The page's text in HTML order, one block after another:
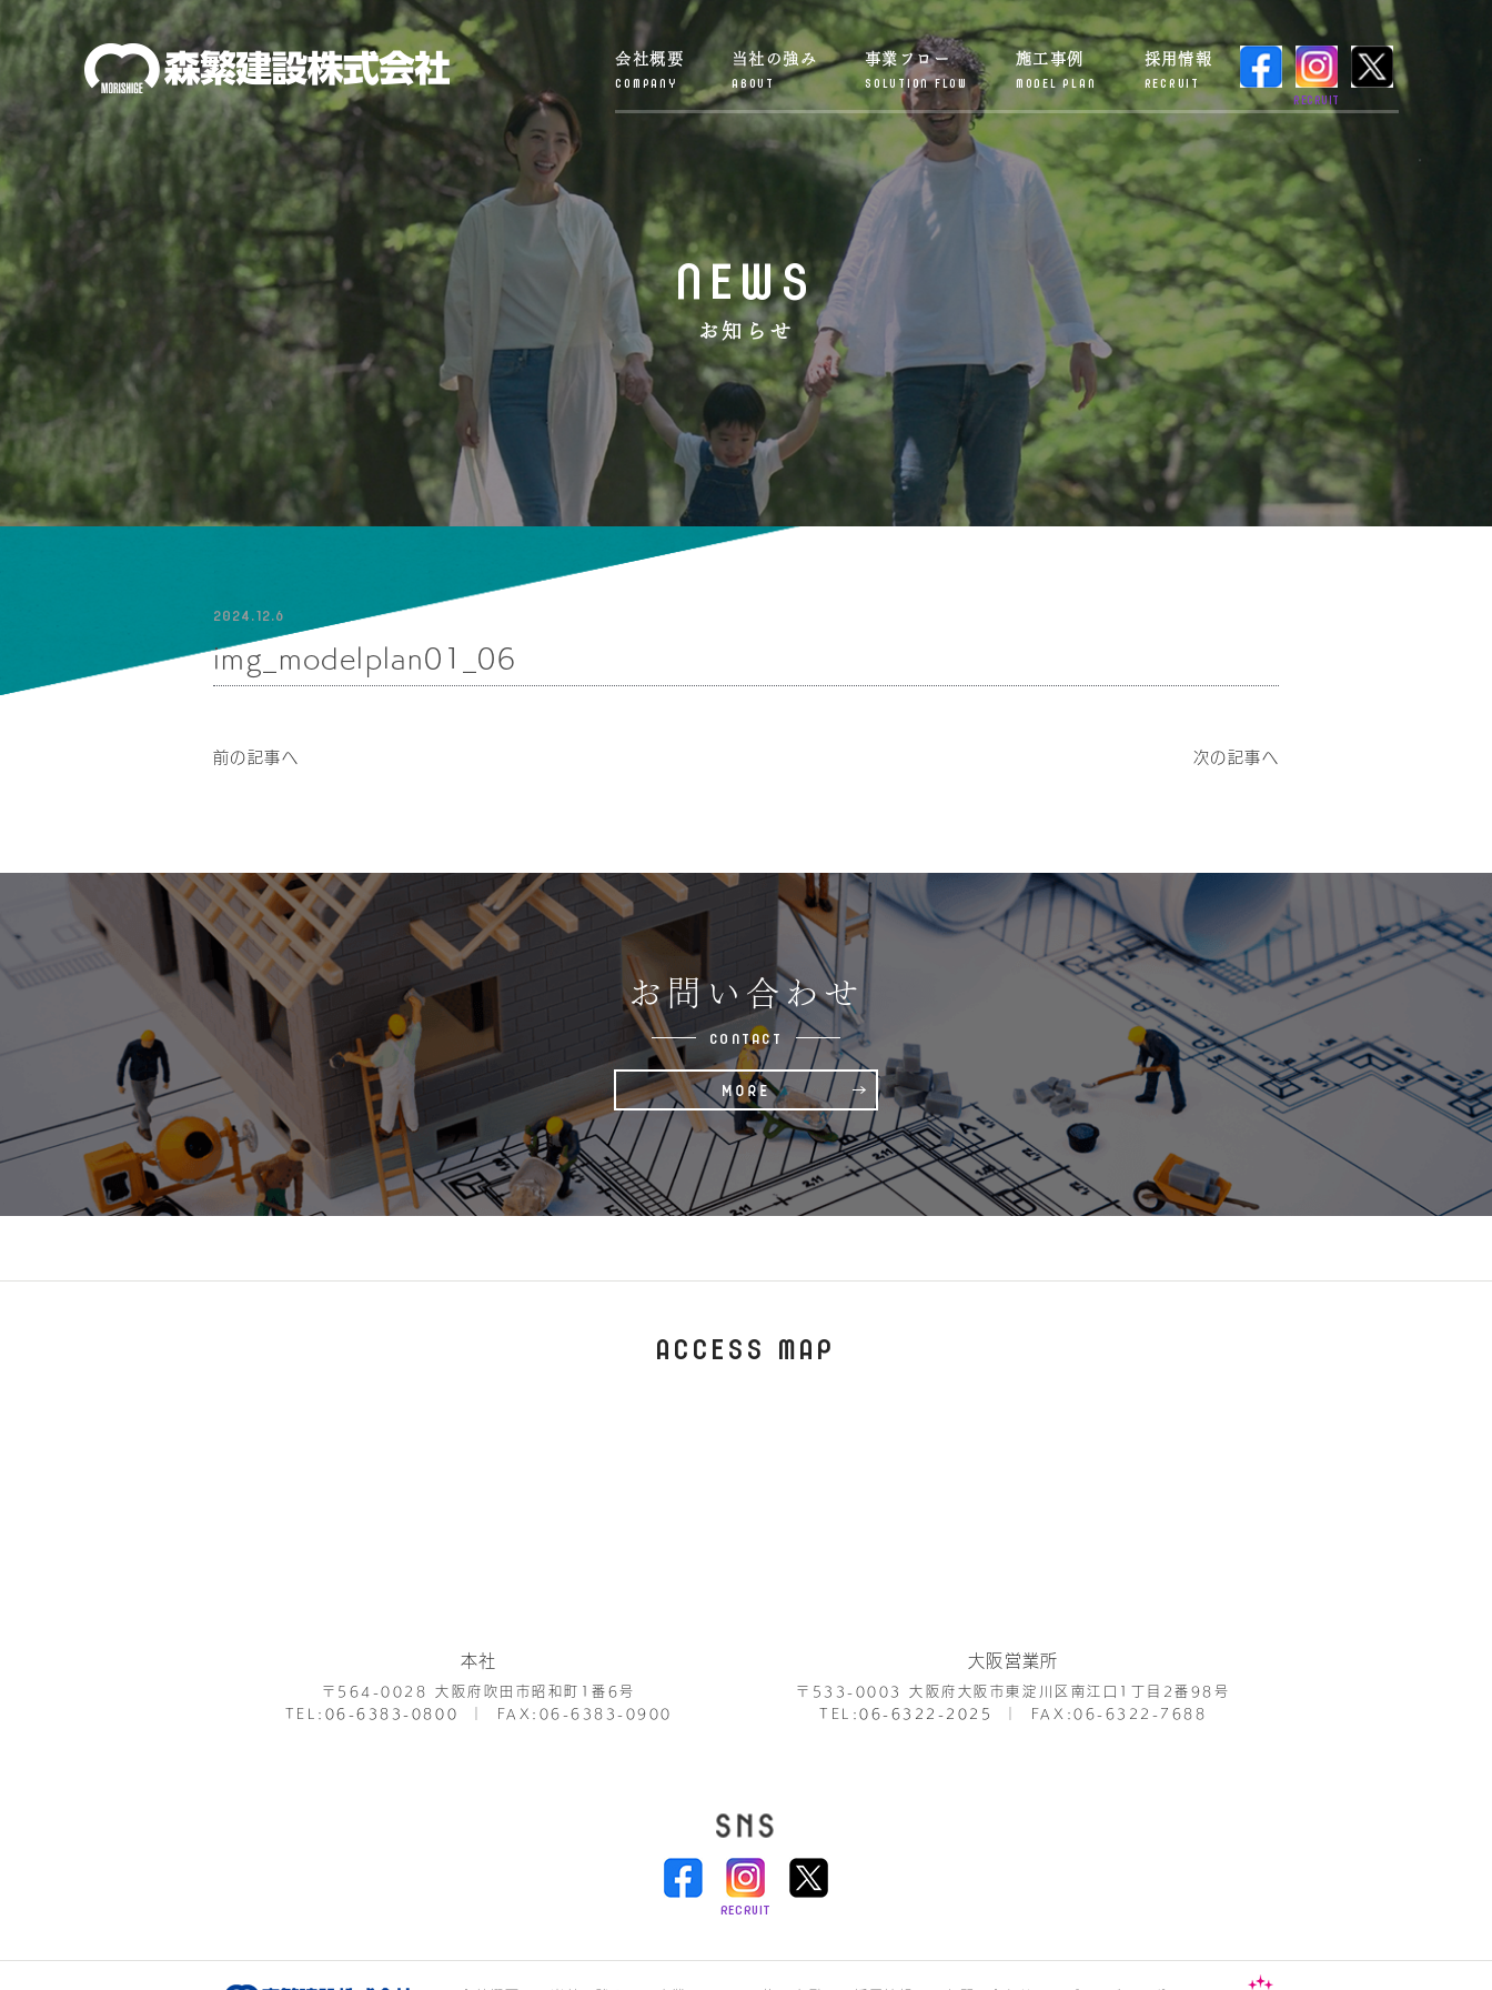
会社概要
COMPANY
当社の強み
ABOUT
事業フロー
SOLUTION FLOW
施工事例
MODEL PLAN
採用情報
RECRUIT
RECRUIT
NEWS
お知らせ
2024.12.6
img_modelplan01_06
前の記事へ 次の記事へ
お問い合わせ
CONTACT
ACCESS MAP
本社
〒564-0028大阪府吹田市昭和町1番6号
TEL: 06-6383-0800 FAX:06-6383-0900
大阪営業所
〒533-0003大阪府大阪市東淀川区南江口1丁目2番98号
TEL:06-6322-2025 FAX:06-6322-7688
RECRUIT